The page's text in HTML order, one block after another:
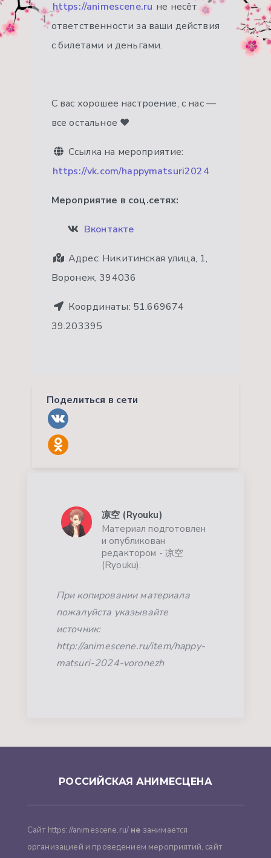
https://animescene.ru не несёт
ответственности за ваши действия
с билетами и деньгами.
С вас хорошее настроение, с нас —
все остальное ❤
Ссылка на мероприятие:
https://vk.com/happymatsuri2024
Мероприятие в соц.сетях:
Вконтакте
Адрес: Никитинская улица, 1,
Воронеж, 394036
Координаты: 51.669674
39.203395
Поделиться в сети
凉空 (Ryouku)
Материал подготовлен
и опубликован
редактором - 凉空
(Ryouku).
При копировании материала
пожалуйста указывайте
источник:
http://animescene.ru/item/happy-
matsuri-2024-voronezh
РОССИЙСКАЯ АНИМЕСЦЕНА
Сайт https://animescene.ru/ не занимается
организацией и проведением мероприятий, сайт